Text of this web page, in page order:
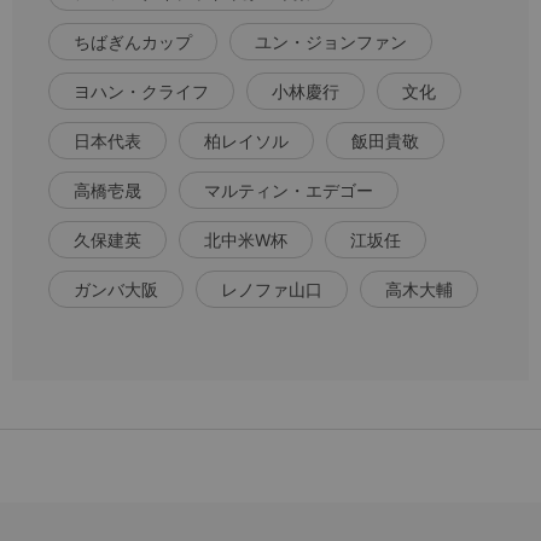
ちばぎんカップ ユン・ジョンファン
ヨハン・クライフ 小林慶行 文化
日本代表 柏レイソル 飯田貴敬
高橋壱晟 マルティン・エデゴー
久保建英 北中米W杯 江坂任
ガンバ大阪 レノファ山口 高木大輔